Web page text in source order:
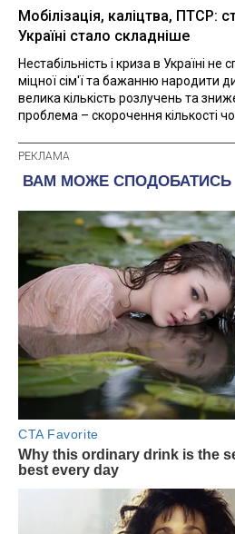
Мобілізація, каліцтва, ПТСР:
Україні стало складніше
Нестабільність і криза в Україні
міцної сім'ї та бажанню народити
велика кількість розлучень та
проблема – скорочення кількості